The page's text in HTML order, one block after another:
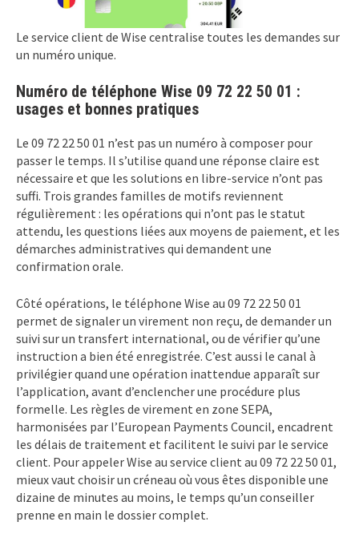
Le service client de Wise centralise toutes les demandes sur
un numéro unique.
Numéro de téléphone Wise 09 72 22 50 01 :
usages et bonnes pratiques
Le 09 72 22 50 01 n’est pas un numéro à composer pour
passer le temps. Il s’utilise quand une réponse claire est
nécessaire et que les solutions en libre-service n’ont pas
suffi. Trois grandes familles de motifs reviennent
régulièrement : les opérations qui n’ont pas le statut
attendu, les questions liées aux moyens de paiement, et les
démarches administratives qui demandent une
confirmation orale.
Côté opérations, le téléphone Wise au 09 72 22 50 01
permet de signaler un virement non reçu, de demander un
suivi sur un transfert international, ou de vérifier qu’une
instruction a bien été enregistrée. C’est aussi le canal à
privilégier quand une opération inattendue apparaît sur
l’application, avant d’enclencher une procédure plus
formelle. Les règles de virement en zone SEPA,
harmonisées par l’European Payments Council, encadrent
les délais de traitement et facilitent le suivi par le service
client. Pour appeler Wise au service client au 09 72 22 50 01,
mieux vaut choisir un créneau où vous êtes disponible une
dizaine de minutes au moins, le temps qu’un conseiller
prenne en main le dossier complet.